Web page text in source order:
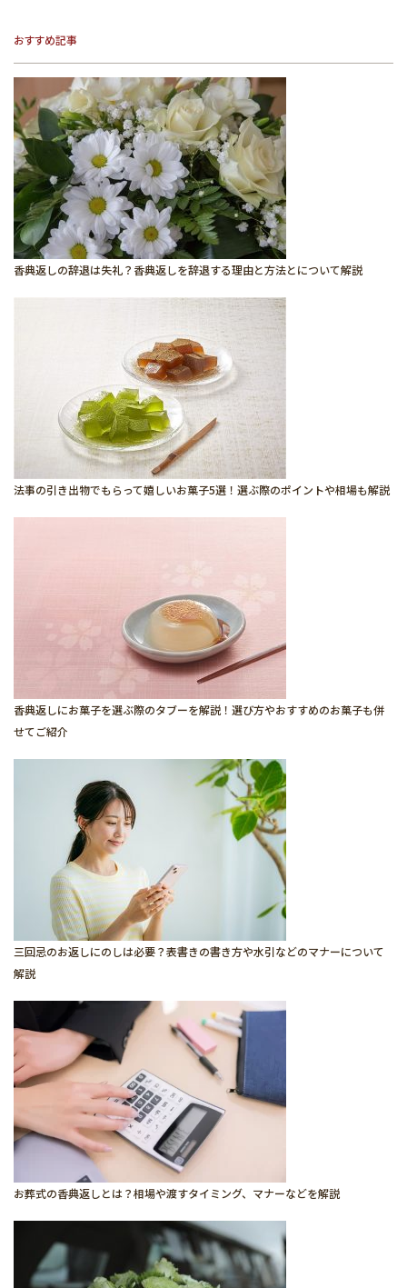
おすすめ記事
香典返しの辞退は失礼？香典返しを辞退する理由と方法とについて解説
法事の引き出物でもらって嬉しいお菓子5選！選ぶ際のポイントや相場も解説
香典返しにお菓子を選ぶ際のタブーを解説！選び方やおすすめのお菓子も併
せてご紹介
三回忌のお返しにのしは必要？表書きの書き方や水引などのマナーについて
解説
お葬式の香典返しとは？相場や渡すタイミング、マナーなどを解説